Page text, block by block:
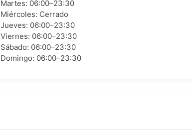
Martes: 06:00–23:30
Miércoles: Cerrado
Jueves: 06:00–23:30
Viernes: 06:00–23:30
Sábado: 06:00–23:30
Domingo: 06:00–23:30